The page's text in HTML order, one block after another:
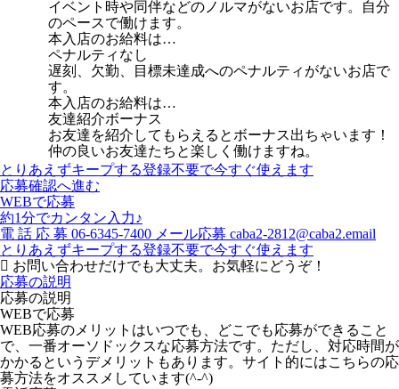
イベント時や同伴などのノルマがないお店です。自分
のペースで働けます。
本入店のお給料は…
ペナルティなし
遅刻、欠勤、目標未達成へのペナルティがないお店で
す。
本入店のお給料は…
友達紹介ボーナス
お友達を紹介してもらえるとボーナス出ちゃいます！
仲の良いお友達たちと楽しく働けますね。
とりあえずキープする登録不要で今すぐ使えます
応募確認へ進む
WEBで応募
約1分でカンタン入力♪
電 話 応 募 06-6345-7400 メール応募 caba2-2812@caba2.email
とりあえずキープする登録不要で今すぐ使えます
お問い合わせだけでも大丈夫。お気軽にどうぞ！
応募の説明
応募の説明
WEBで応募
WEB応募のメリットはいつでも、どこでも応募ができること
で、一番オーソドックスな応募方法です。ただし、対応時間が
かかるというデメリットもあります。サイト的にはこちらの応
募方法をオススメしています(^-^)